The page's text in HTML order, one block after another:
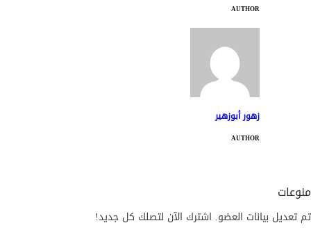
AUTHOR
زهور أبوزهير
AUTHOR
منوعات
تم تعديل بيانات العضو. اشترك الآن لتصلك كل جديد!